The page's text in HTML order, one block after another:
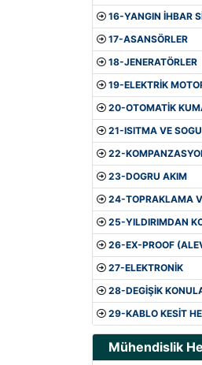
16-YANGIN İHBAR
17-ASANSÖRLER
18-JENERATÖRLER
19-ELEKTRİK
20-OTOMATİK
21-ISITMA VE
22-
23-DOGRU AKIM
24-TOPRAKLAMA
25-YILDIRIMDAN
26-EX-PROOF
27-ELEKTRONİK
28-DEGİŞİK
29-KABLO KESİT
Mühendislik